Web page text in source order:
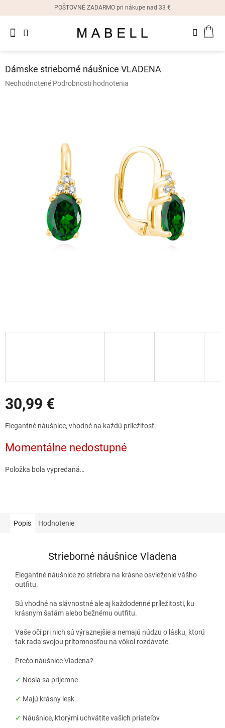
POŠTOVNÉ ZADARMO pri nákupe nad 33 €
Dámske
náušnice
Dámske strieborné náušnice VLADENA
Priemerné
Neohodnotené Podrobnosti hodnotenia
30,99 €
cena:
Elegantné náušnice, vhodné na každú príležitosť.
Momentálne nedostupné
Položka bola vypredaná…
Popis Hodnotenie
Strieborné náušnice Vladena
Elegantné náušnice zo striebra na krásne osvieženie vášho
outfitu.
Sú vhodné na slávnostné ale aj každodenné príležitosti, ku
krásnym šatám alebo bežnému outfitu.
Vaše oči pri nich sú výraznejšie a nemajú núdzu o lásku, ktorú
tak rada svojou prítomnosťou na vôkol rozdávate.
Prečo náušnice Vladena?
✓ Nosia sa príjemne
✓ Majú krásny lesk
✓ Náušnice, ktorými uchvátite vašich priateľov